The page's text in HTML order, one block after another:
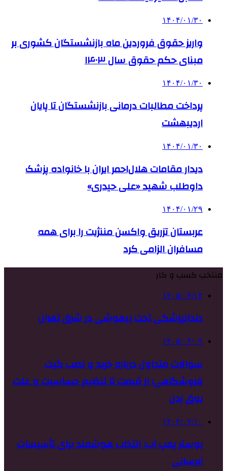
۱۴۰۴/۰۱/۳۰
واریز حقوق فروردین ماه بازنشستگان کشوری بر
مبنای حکم حقوق سال ۱۴۰۳
۱۴۰۴/۰۱/۳۰
پرداخت مطالبات درمانی بازنشستگان تا پایان
اردیبهشت‌
۱۴۰۴/۰۱/۳۰
دیدار مقامات هلال‌احمر ایران با خانواده پزشک
داوطلب شهید «علی حیدری»
۱۴۰۴/۰۱/۲۹
عربستان تزریق واکسن مننژیت را برای همه
مسافران الزامی کرد
منتخب کسب و کار
۱۴۰۵/۰۴/۱۳
دندانپزشکی تحت بیهوشی در شرق تهران
۱۴۰۵/۰۴/۰۹
سوالات متداول درباره خرید و نصب گیت
فروشگاهی؛ از قیمت تا تنظیم حساسیت و علت
بوق زدن
۱۴۰۴/۰۲/۱۰
بوستر پمپ آب: انتخاب هوشمند برای تأسیسات
آبرسانی